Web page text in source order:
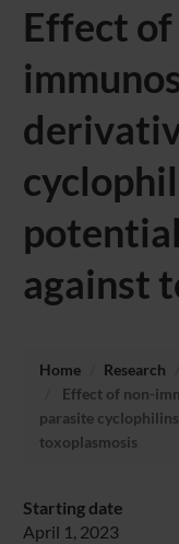
Effect
against
Home Research
Effect of non-
parasite
toxoplasmosis
Starting date
April 1, 2023